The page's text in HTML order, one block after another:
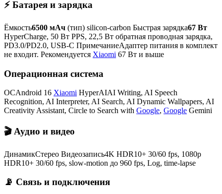
⚡ Батарея и зарядка
Ёмкость6500 мАч (тип) silicon-carbon Быстрая зарядка67 Вт
HyperCharge, 50 Вт PPS, 22,5 Вт обратная проводная зарядка,
PD3.0/PD2.0, USB-C ПримечаниеАдаптер питания в комплект
не входит. Рекомендуется Xiaomi 67 Вт и выше
Операционная система
ОСAndroid 16 Xiaomi HyperAIAI Writing, AI Speech
Recognition, AI Interpreter, AI Search, AI Dynamic Wallpapers, AI
Creativity Assistant, Circle to Search with Google, Google Gemini
🎬 Аудио и видео
ДинамикСтерео Видеозапись4K HDR10+ 30/60 fps, 1080p
HDR10+ 30/60 fps, slow-motion до 960 fps, Log, time-lapse
📡 Связь и подключения